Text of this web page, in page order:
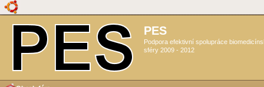
PES
Podpora efektivní spolupráce
sféry 2009 - 2012